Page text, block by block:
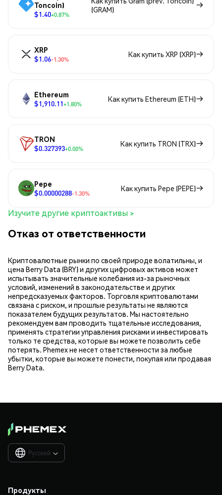
Toncoin)
$1.40+0.87%
(GRAM)
XRP
$1.06-1.30%
Как купить XRP (XRP)
Ethereum
$1,910.11+1.80%
Как купить Ethereum (ETH)
TRON
$0.327393+0.00%
Как купить TRON (TRX)
Pepe
$0.00000288-1.30%
Как купить Pepe (PEPE)
Изучите другие криптоактивы >
Отказ от ответственности
Криптовалютные рынки по своей природе волатильны, и
цена Berry Data (BRY) и других цифровых активов может
испытывать значительные колебания из-за рыночных
условий, изменений в законодательстве и других
непредсказуемых факторов. Торговля криптовалютами
связана с риском, и прошлые результаты не являются
показателем будущих результатов. Мы настоятельно
рекомендуем вам проводить тщательные исследования,
применять стратегии управления рисками и инвестировать
только те средства, которые вы можете позволить себе
потерять. Phemex не несет ответственности за любые
убытки, которые вы можете понести, покупая или продавая
Berry Data.
Русский 
Продукты